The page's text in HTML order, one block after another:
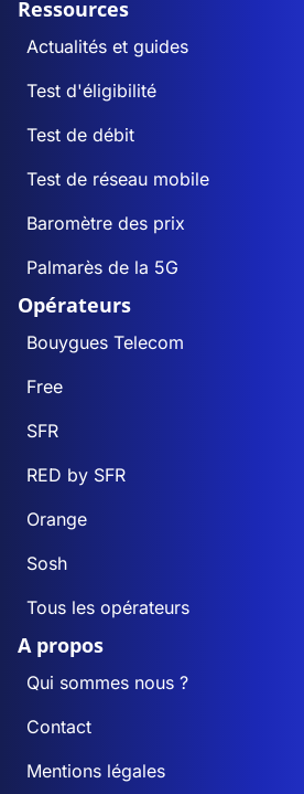
Ressources
Actualités et guides
Test d'éligibilité
Test de débit
Test de réseau mobile
Baromètre des prix
Palmarès de la 5G
Opérateurs
Bouygues Telecom
Free
SFR
RED by SFR
Orange
Sosh
Tous les opérateurs
A propos
Qui sommes nous ?
Contact
Mentions légales